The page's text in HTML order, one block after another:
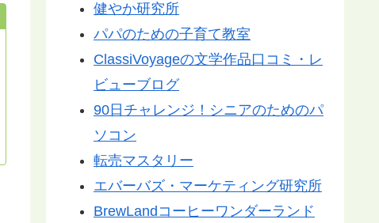
健やか研究所
パパのための子育て教室
ClassiVoyageの文学作品口コミ・レ
ビューブログ
90日チャレンジ！シニアのためのパ
ソコン
転売マスタリー
エバーバズ・マーケティング研究所
BrewLandコーヒーワンダーランド